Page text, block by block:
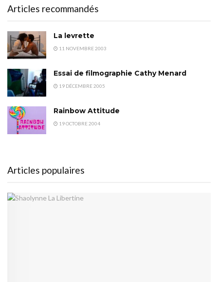
Articles recommandés
La levrette
11 NOVEMBRE 2003
Essai de filmographie Cathy Menard
19 DÉCEMBRE 2005
Rainbow Attitude
19 OCTOBRE 2004
Articles populaires